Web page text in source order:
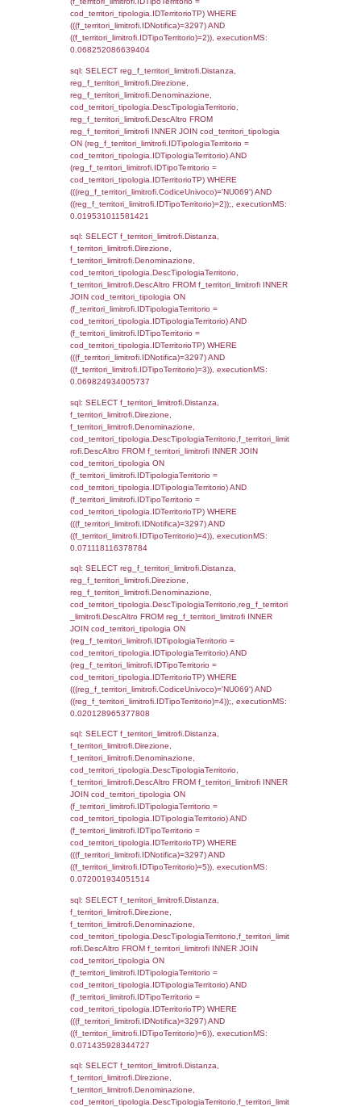
sql: SELECT a2p.Cognome, a2p.Nome
a2_ruolipersonale a2rp INNER JOIN
a2rp.IDPersonale = a2p.IDPersonale
(((a2p.IDNotifica)=3297) AND
executionMS: 0.0024838447570801
sql: SELECT cod_ipa_aoo.des_amm,
d1_controlli.UntAmmTerr,
d1_controlli.Regione, d1_controlli.Provincia,
d1_controlli.Comune, d1_controlli.Via,
d1_controlli.Email, d1_controlli.Pec FROM
INNER JOIN d1_controlli ON
d1_controlli.UntAmmTerr where
executionMS: 0.021765947341919
sql: SELECT * FROM d2_autorizzazioni
IDNotifica=3297, executionMS:
sql: SELECT Ispezione, IDArticoloComma,
StatoIspezione,
'%d/%m/%Y') as DataApertura,
DataChiusura,
'%d/%m/%Y') as DataUltimoPIR FROM
WHERE (((d3_ispezioni.IDNotifica)=3297)),
0.0004730224609375
sql: SELECT el_nazioni.DescIT,
FROM f_confini_stato INNER JOIN
f_confini_stato.IDStato =
f_confini_stato.IDNotifica = 3297;,
0.00036001205444336
sql: SELECT el_regioni.Regione,
el_comuni.Comune,
f_confini INNER JOIN ((el_comuni INNER
ON el_comuni.IstProvincia =
INNER JOIN el_regioni ON
el_regioni.IstRegione) ON
el_comuni.IstComune WHERE
(((f_confini.IDNotifica)=3297));,
0.00051593780517578
sql: SELECT
SEPARATOR '; ') AS DescAltro,
f_territori_limitrofi INNER JOIN
(f_territori_limitrofi.IDTipologiaTerritorio =
cod_territori_tipologia.IDTipologiaTerritorio
f_territori_limitrofi.IDTipoTerritorio =
cod_territori_tipologia.IDTerritorioTP )
((f_territori_limitrofi.IDNotifica) = 3297 ) AND
cod_territori_tipologia.IDTerritorioTP = 1)
executionMS: 0.05265998840332
sql: SELECT f_territori_limitrofi.Distanza,
f_territori_limitrofi.Direzione,
f_territori_limitrofi.DescAltro,